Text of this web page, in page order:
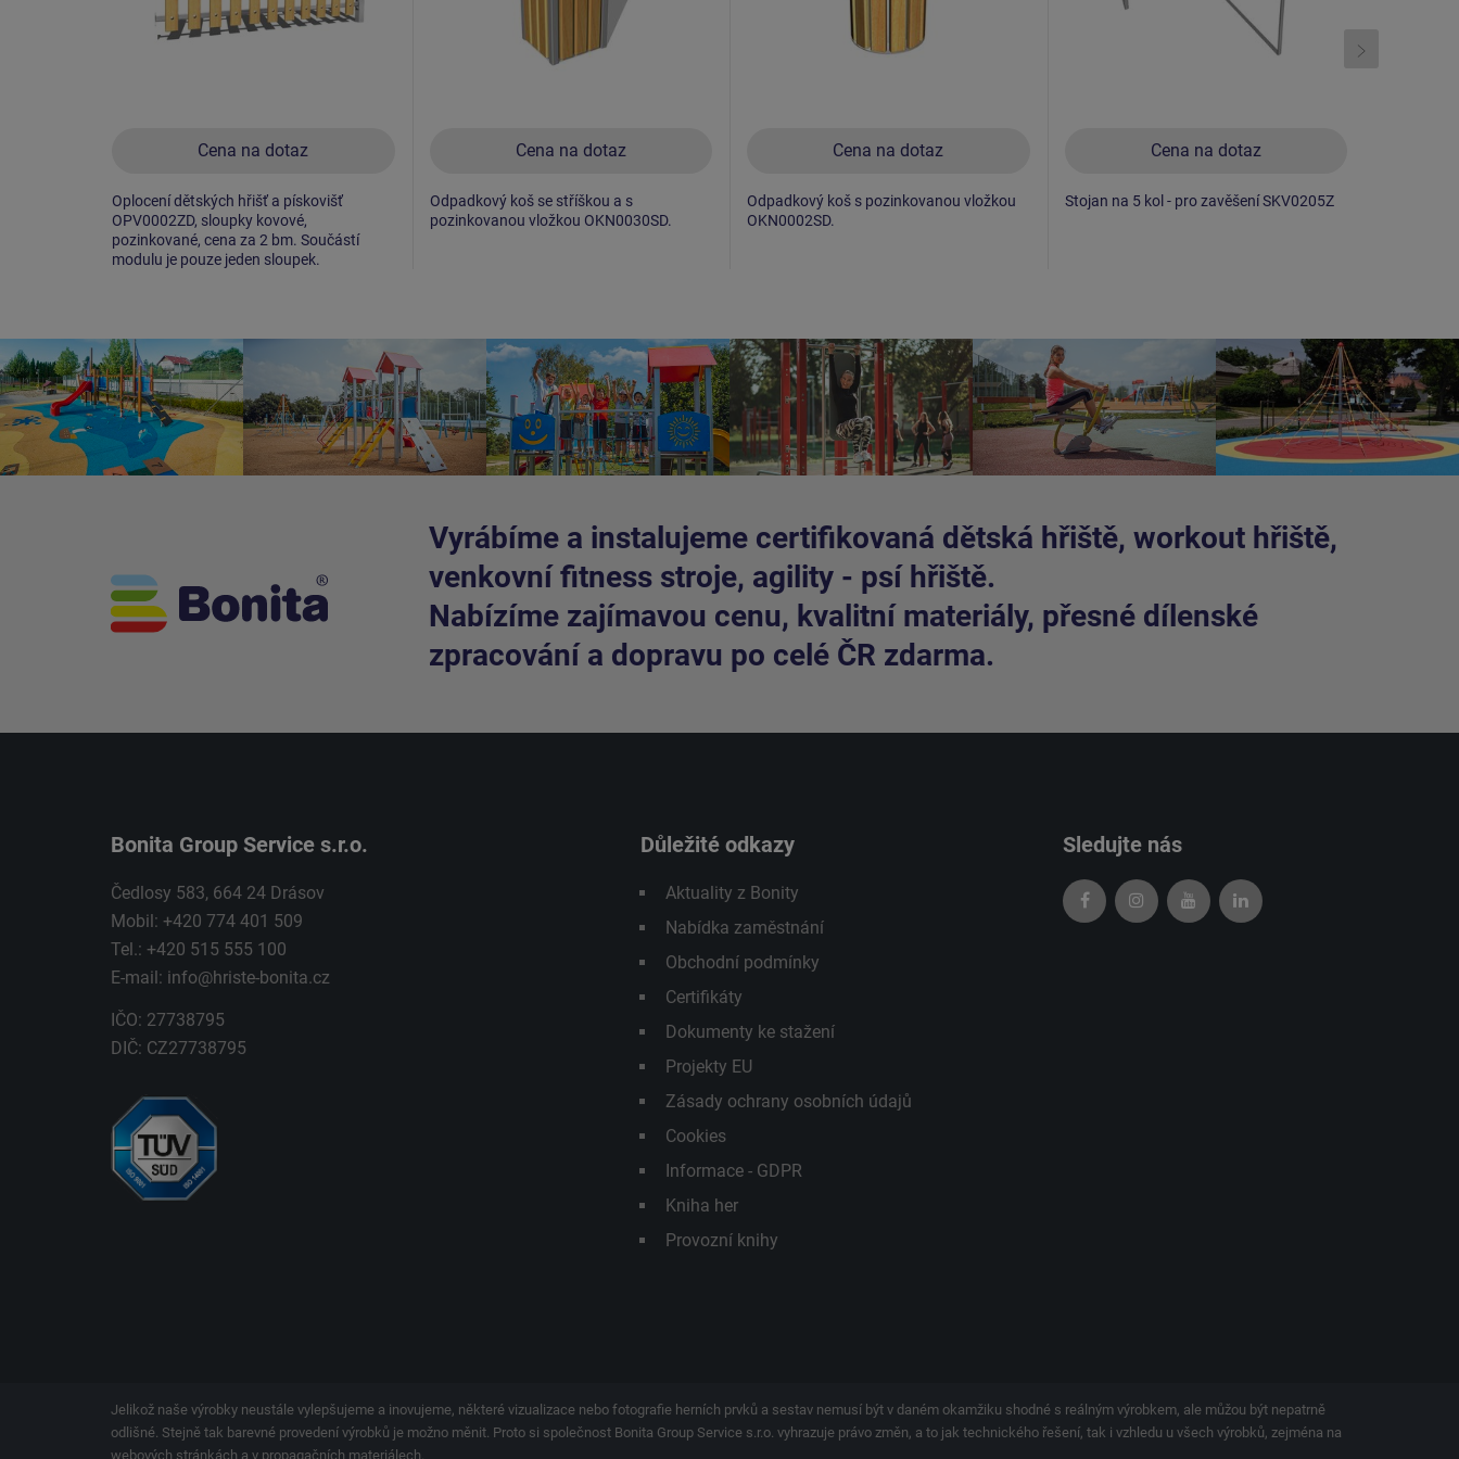
Cena na dotaz
Oplocení dětských hřišť a pískovišť
OPV0002ZD, sloupky kovové,
pozinkované, cena za 2 bm. Součástí
modulu je pouze jeden sloupek.
Cena na dotaz
Odpadkový koš se stříškou a s
pozinkovanou vložkou OKN0030SD.
Cena na dotaz
Odpadkový koš s pozinkovanou vložkou
OKN0002SD.
Cena na dotaz
Stojan na 5 kol - pro zavěšení SKV0205Z
Vyrábíme a instalujeme certifikovaná dětská hřiště, workout hřiště,
venkovní fitness stroje, agility - psí hřiště.
Nabízíme zajímavou cenu, kvalitní materiály, přesné dílenské
zpracování a dopravu po celé ČR zdarma.
Bonita Group Service s.r.o.
Čedlosy 583, 664 24 Drásov
Mobil: +420 774 401 509
Tel.: +420 515 555 100
E-mail: info@hriste-bonita.cz
IČO: 27738795
DIČ: CZ27738795
Důležité odkazy
Aktuality z Bonity
Nabídka zaměstnání
Obchodní podmínky
Certifikáty
Dokumenty ke stažení
Projekty EU
Zásady ochrany osobních údajů
Cookies
Informace - GDPR
Kniha her
Provozní knihy
Sledujte nás
Jelikož naše výrobky neustále vylepšujeme a inovujeme, některé vizualizace nebo fotografie herních prvků a sestav nemusí být v daném okamžiku shodné s reálným výrobkem, ale můžou být nepatrně
odlišné. Stejně tak barevné provedení výrobků je možno měnit. Proto si společnost Bonita Group Service s.r.o. vyhrazuje právo změn, a to jak technického řešení, tak i vzhledu u všech výrobků, zejména na
webových stránkách a v propagačních materiálech.